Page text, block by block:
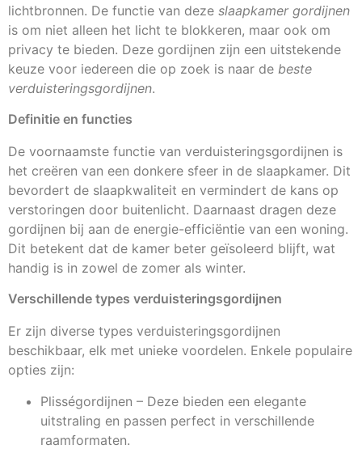
lichtbronnen. De functie van deze slaapkamer gordijnen
is om niet alleen het licht te blokkeren, maar ook om
privacy te bieden. Deze gordijnen zijn een uitstekende
keuze voor iedereen die op zoek is naar de beste
verduisteringsgordijnen.
Definitie en functies
De voornaamste functie van verduisteringsgordijnen is
het creëren van een donkere sfeer in de slaapkamer. Dit
bevordert de slaapkwaliteit en vermindert de kans op
verstoringen door buitenlicht. Daarnaast dragen deze
gordijnen bij aan de energie-efficiëntie van een woning.
Dit betekent dat de kamer beter geïsoleerd blijft, wat
handig is in zowel de zomer als winter.
Verschillende types verduisteringsgordijnen
Er zijn diverse types verduisteringsgordijnen
beschikbaar, elk met unieke voordelen. Enkele populaire
opties zijn:
Plisségordijnen – Deze bieden een elegante
uitstraling en passen perfect in verschillende
raamformaten.